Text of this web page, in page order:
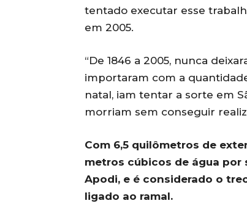
tentado executar esse
em 2005.
“De 1846 a 2005, nunca
importaram com a
natal, iam tentar a sorte em
morriam sem conseguir
Com 6,5 quilômetros de
metros cúbicos de água por
Apodi, e é considerado o
ligado ao ramal.